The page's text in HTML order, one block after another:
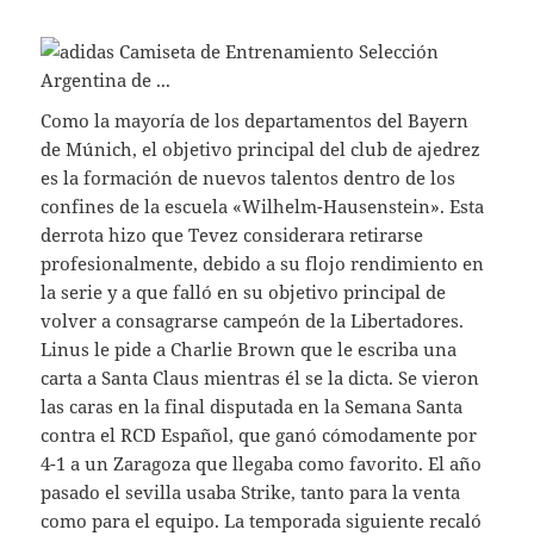
Como la mayoría de los departamentos del Bayern
de Múnich, el objetivo principal del club de ajedrez
es la formación de nuevos talentos dentro de los
confines de la escuela «Wilhelm-Hausenstein». Esta
derrota hizo que Tevez considerara retirarse
profesionalmente, debido a su flojo rendimiento en
la serie y a que falló en su objetivo principal de
volver a consagrarse campeón de la Libertadores.
Linus le pide a Charlie Brown que le escriba una
carta a Santa Claus mientras él se la dicta. Se vieron
las caras en la final disputada en la Semana Santa
contra el RCD Español, que ganó cómodamente por
4-1 a un Zaragoza que llegaba como favorito. El año
pasado el sevilla usaba Strike, tanto para la venta
como para el equipo. La temporada siguiente recaló